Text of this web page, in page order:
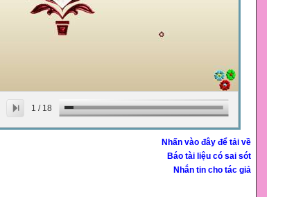
1 / 18
Nhấn vào đây để tải về
Báo tài liệu có sai sót
Nhắn tin cho tác giả